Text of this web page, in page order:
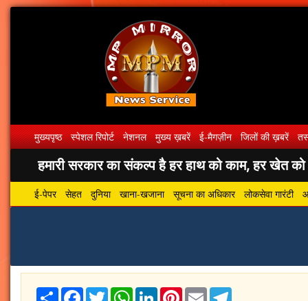
मुख्यपृष्ठ स्पेशल रिपोर्ट नेशनल मुख्य ख़बरें ई-मैगज़ीन जिलों की ख़बरें
हमारी सरकार का संकल्प है हर हाथ को काम, हर खेत को
ई-पेपर सेहत दुनिया खाना-खजाना सूचना का अधिकार लोकसेवा गारंटी
ShareFacebook
TwitterWhatsApp
LinkedInPinterest
Email